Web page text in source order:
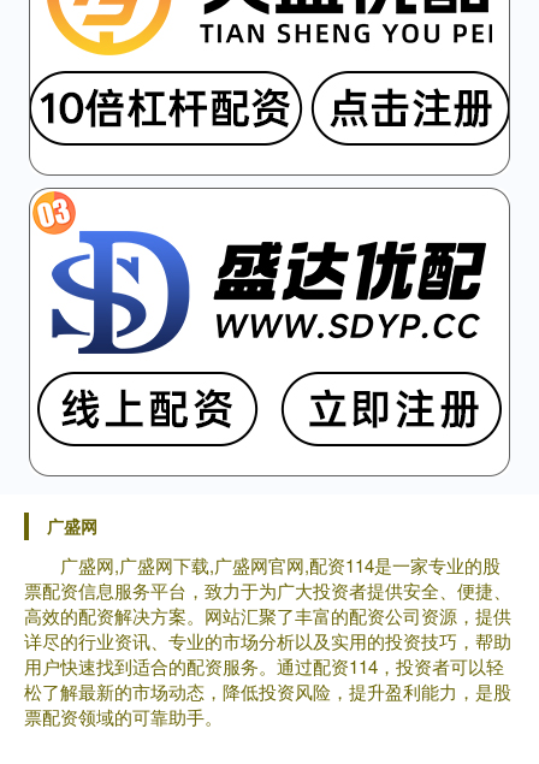
广盛网
广盛网,广盛网下载,广盛网官网,配资114是一家专业的股
票配资信息服务平台，致力于为广大投资者提供安全、便捷、
高效的配资解决方案。网站汇聚了丰富的配资公司资源，提供
详尽的行业资讯、专业的市场分析以及实用的投资技巧，帮助
用户快速找到适合的配资服务。通过配资114，投资者可以轻
松了解最新的市场动态，降低投资风险，提升盈利能力，是股
票配资领域的可靠助手。